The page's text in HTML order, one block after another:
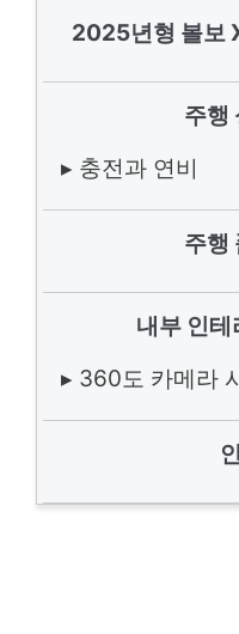
2025년형 볼보
주행
▸ 충전과 연비
주행
내부 인테
▸ 360도 카메라